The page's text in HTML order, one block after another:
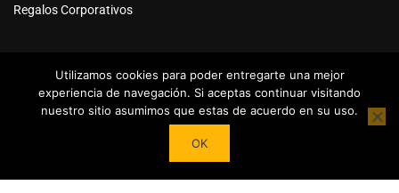
Regalos Corporativos
Powered byTea Institute Latinoamérica ® 2026. Todos Los
Utilizamos cookies para poder entregarte una mejor
experiencia de navegación. Si aceptas continuar visitando
nuestro sitio asumimos que estas de acuerdo en su uso.
OK